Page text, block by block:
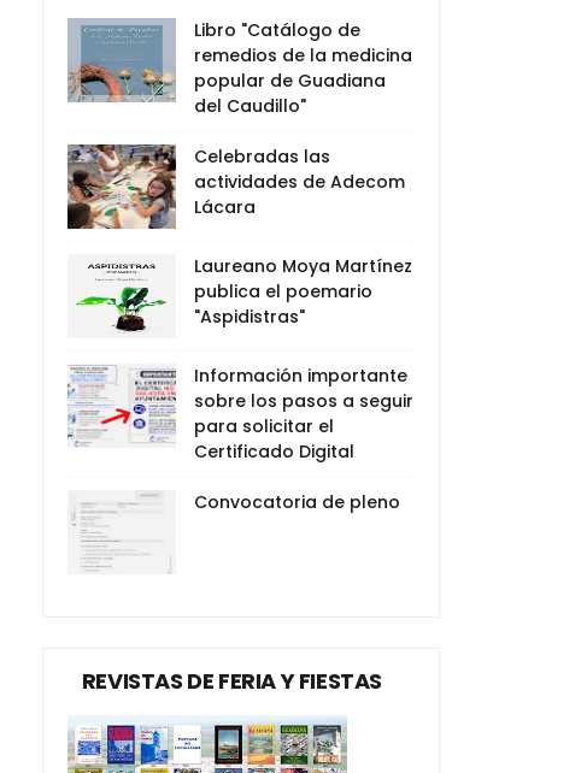
Libro "Catálogo de
remedios de la medicina
popular de Guadiana
del Caudillo"
Celebradas las
actividades de Adecom
Lácara
Laureano Moya Martínez
publica el poemario
"Aspidistras"
Información importante
sobre los pasos a seguir
para solicitar el
Certificado Digital
Convocatoria de pleno
REVISTAS DE FERIA Y FIESTAS